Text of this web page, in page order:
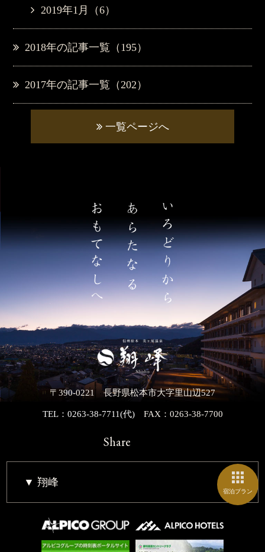
宿泊プラン
2019年1月（6）
2018年の記事一覧（195）
2017年の記事一覧（202）
一覧ページへ
〒390-0221 長野県松本市大字里山辺527
TEL：0263-38-7711(代)FAX：0263-38-7700
Share
翔峰